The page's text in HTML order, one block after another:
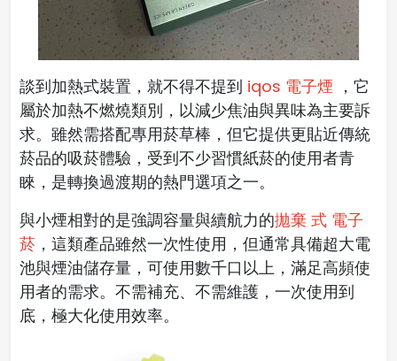
談到加熱式裝置，就不得不提到 iqos 電子煙 ，它
屬於加熱不燃燒類別，以減少焦油與異味為主要訴
求。雖然需搭配專用菸草棒，但它提供更貼近傳統
菸品的吸菸體驗，受到不少習慣紙菸的使用者青
睞，是轉換過渡期的熱門選項之一。
與小煙相對的是強調容量與續航力的拋棄 式 電子
菸 ，這類產品雖然一次性使用，但通常具備超大電
池與煙油儲存量，可使用數千口以上，滿足高頻使
用者的需求。不需補充、不需維護，一次使用到
底，極大化使用效率。